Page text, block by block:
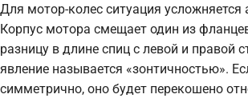
Для мотор-колес ситуация усложняется
Корпус мотора смещает один из
разницу в длине спиц с левой и правой
явление называется «зонтичностью».
симметрично, оно будет перекошено